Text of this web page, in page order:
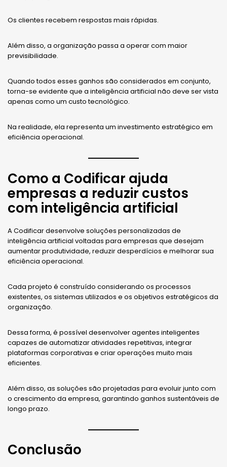
Os clientes recebem respostas mais rápidas.
Além disso, a organização passa a operar com maior
previsibilidade.
Quando todos esses ganhos são considerados em conjunto,
torna-se evidente que a inteligência artificial não deve ser vista
apenas como um custo tecnológico.
Na realidade, ela representa um investimento estratégico em
eficiência operacional.
Como a Codificar ajuda
empresas a reduzir custos
com inteligência artificial
A Codificar desenvolve soluções personalizadas de
inteligência artificial voltadas para empresas que desejam
aumentar produtividade, reduzir desperdícios e melhorar sua
eficiência operacional.
Cada projeto é construído considerando os processos
existentes, os sistemas utilizados e os objetivos estratégicos da
organização.
Dessa forma, é possível desenvolver agentes inteligentes
capazes de automatizar atividades repetitivas, integrar
plataformas corporativas e criar operações muito mais
eficientes.
Além disso, as soluções são projetadas para evoluir junto com
o crescimento da empresa, garantindo ganhos sustentáveis de
longo prazo.
Conclusão